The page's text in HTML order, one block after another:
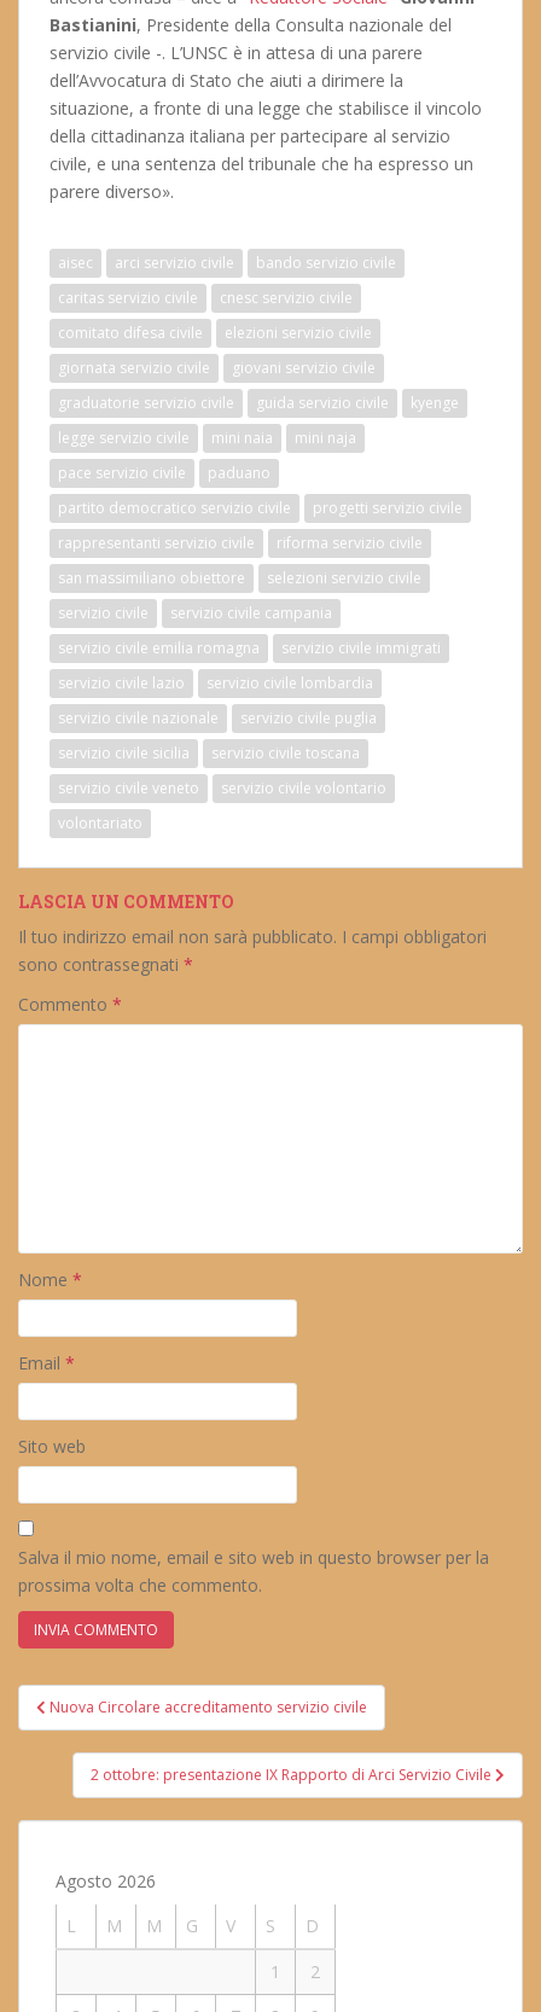
Bastianini, Presidente della Consulta nazionale del
servizio civile -. L’UNSC è in attesa di una parere
dell’Avvocatura di Stato che aiuti a dirimere la
situazione, a fronte di una legge che stabilisce il vincolo
della cittadinanza italiana per partecipare al servizio
civile, e una sentenza del tribunale che ha espresso un
parere diverso».
aisec arci servizio civile
bando servizio civile
caritas servizio civile
cnesc servizio civile
comitato difesa civile
elezioni servizio civile
giornata servizio civile
giovani servizio civile
graduatorie servizio civile
guida servizio civile
kyenge
legge servizio civile
mini naia
mini naja
pace servizio civile
paduano
partito democratico servizio civile
progetti servizio civile
rappresentanti servizio civile
riforma servizio civile
san massimiliano obiettore
selezioni servizio civile
servizio civile
servizio civile campania
servizio civile emilia romagna
servizio civile immigrati
servizio civile lazio
servizio civile lombardia
servizio civile nazionale
servizio civile puglia
servizio civile sicilia
servizio civile toscana
servizio civile veneto
servizio civile volontario
volontariato
LASCIA UN COMMENTO
Il tuo indirizzo email non sarà pubblicato. I campi obbligatori
sono contrassegnati *
Commento *
Nome *
Email *
Sito web
Salva il mio nome, email e sito web in questo browser per la
prossima volta che commento.
Navigazione
articoli
Nuova Circolare accreditamento servizio civile
2 ottobre: presentazione IX Rapporto di Arci Servizio Civile
Agosto 2026
L
M M G V S
D
1
2